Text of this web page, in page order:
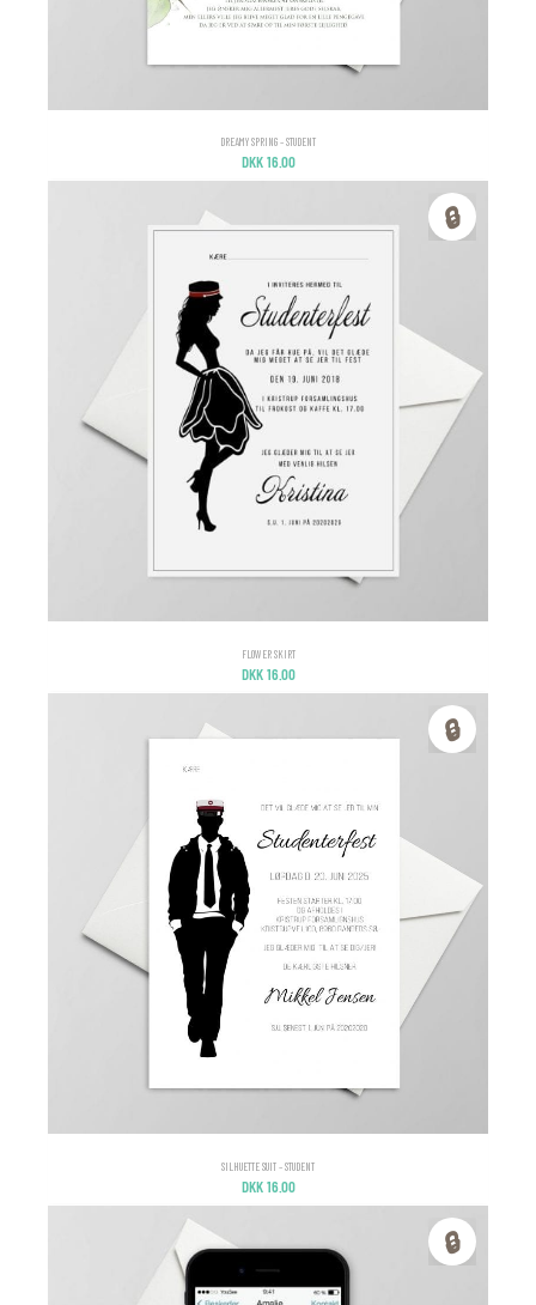
DREAMY SPRING – STUDENT
DKK16.00
🔒
FLOWER SKIRT
DKK16.00
🔒
SILHUETTE SUIT – STUDENT
DKK16.00
🔒